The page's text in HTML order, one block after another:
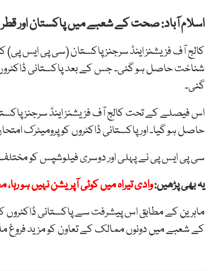
اسلام آباد: صحت کے شعبے میں پاکستان اور
کالج آف فزیشنز اینڈ سرجنز پاکستان (سی پی ایس
شناخت حاصل ہو گئی۔ جس کے بعد پاکستانی
گئی۔
اس فیصلے کے تحت کالج آف فزیشنز اینڈ سرجنز
حاصل ہو گیا۔ اور پاکستانی ڈاکٹروں کو پرومیٹرک
سی پی ایس پی نے پہلی اور دوسری فیلوشپس کو مختلف
یہ بھی پڑھیں:وادی تیراہ میں کوئی آپریشن نہیں ہو
ماہرین کے مطابق اس پیشرفت سے پاکستانی ڈاکٹروں
کے شعبے میں دونوں ممالک کے تعاون کو مزید فروغ